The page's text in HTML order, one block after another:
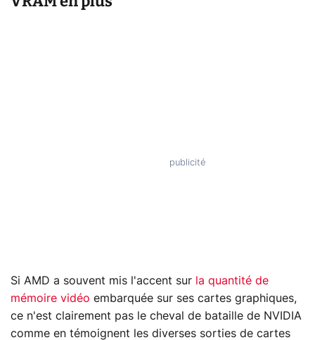
Si AMD a souvent mis l'accent sur la quantité de
mémoire vidéo embarquée sur ses cartes graphiques,
ce n'est clairement pas le cheval de bataille de NVIDIA
comme en témoignent les diverses sorties de cartes